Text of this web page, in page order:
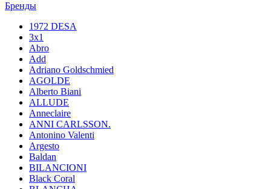
Бренды
1972 DESA
3x1
Abro
Add
Adriano Goldschmied
AGOLDE
Alberto Biani
ALLUDE
Anneclaire
ANNI CARLSSON.
Antonino Valenti
Argesto
Baldan
BILANCIONI
Black Coral